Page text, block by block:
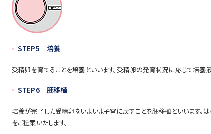
STEP5 培養
受精卵を育てることを培養といいます。受精卵の発育状況に応じて培養
STEP6 胚移植
培養が完了した受精卵をいよいよ子宮に戻すことを胚移植といいます。
をご提案いたします。